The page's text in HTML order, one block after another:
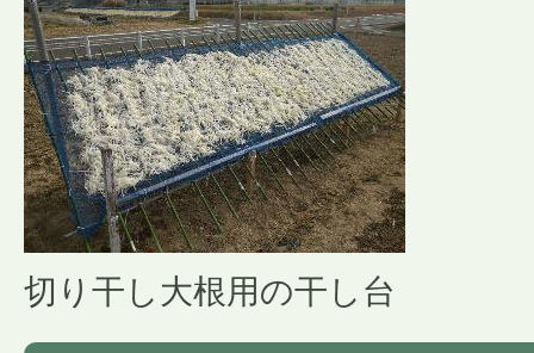
切り干し大根用の干し台